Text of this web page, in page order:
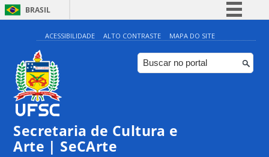
BRASIL
Simplifique!
Comunica BR
Participe
ACESSIBILIDADE ALTO CONTRASTE MAPA DO SITE
Secretaria de Cultura e
Arte | SeCArte